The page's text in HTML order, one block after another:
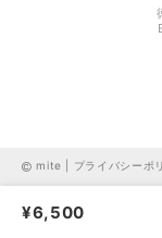
mite | プライバシーポ
¥6,500